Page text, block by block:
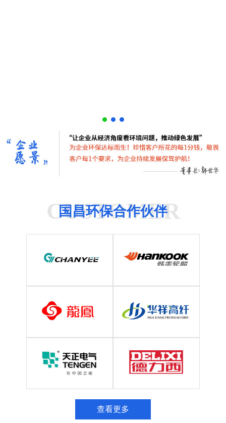
CUSTOMER
国昌环保合作伙伴
查看更多